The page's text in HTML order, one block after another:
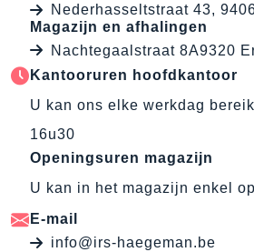
Nederhasseltstraat 43,
Magazijn en afhalingen
Nachtegaalstraat 8A9320
Kantooruren hoofdkantoor
U kan ons elke werkdag
16u30
Openingsuren magazijn
U kan in het magazijn enkel
E-mail
info@irs-haegeman.be